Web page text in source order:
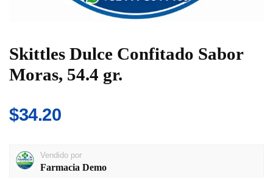
Skittles Dulce Confitado Sabor
Moras, 54.4 gr.
$34.20
Vendido por
Farmacia Demo